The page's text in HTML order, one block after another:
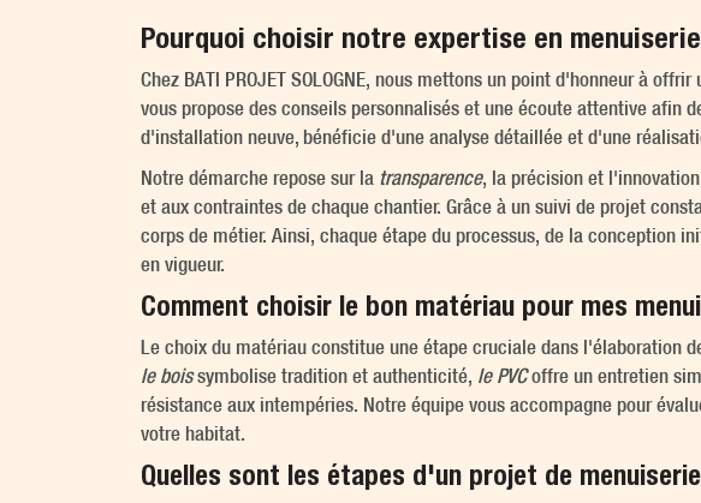
Pourquoi choisir notre expertise en
Chez BATI PROJET SOLOGNE, nous mettons un point d'honneur à offrir
vous propose des conseils personnalisés et une écoute attentive afin
d'installation neuve, bénéficie d'une analyse détaillée et d'une
Notre démarche repose sur la transparence, la précision et
et aux contraintes de chaque chantier. Grâce à un suivi de projet
corps de métier. Ainsi, chaque étape du processus, de la conception
en vigueur.
Comment choisir le bon matériau pour mes
Le choix du matériau constitue une étape cruciale dans l'élaboration
le boissymbolise tradition et authenticité, le PVCoffre un entretien
résistance aux intempéries. Notre équipe vous accompagne pour
votre habitat.
Quelles sont les étapes d'un projet de